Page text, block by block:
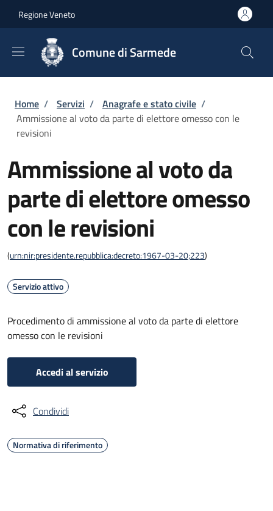
Regione Veneto
Comune di Sarmede
Briciole di pane
Home / Servizi / Anagrafe e stato civile /
Ammissione al voto da parte di elettore omesso con le
revisioni
Ammissione al voto da
parte di elettore omesso
con le revisioni
(urn:nir:presidente.repubblica:decreto:1967-03-20;223)
Servizio attivo
Procedimento di ammissione al voto da parte di elettore
omesso con le revisioni
Accedi al servizio
Condividi
Normativa di riferimento